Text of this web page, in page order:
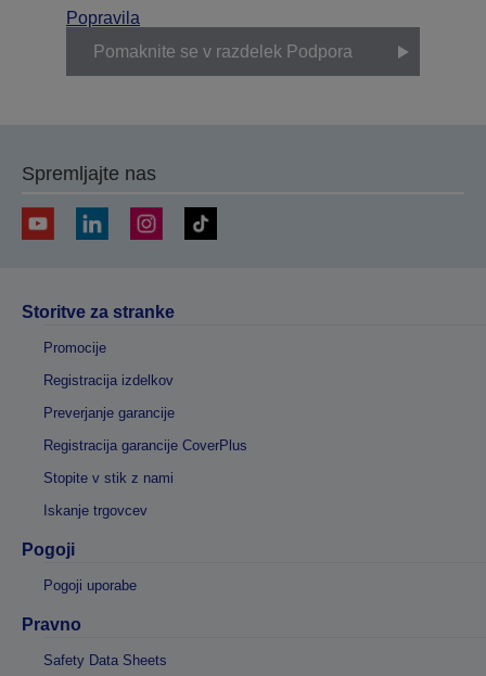
Popravila
Pomaknite se v razdelek Podpora
Spremljajte nas
Storitve za stranke
Promocije
Registracija izdelkov
Preverjanje garancije
Registracija garancije CoverPlus
Stopite v stik z nami
Iskanje trgovcev
Pogoji
Pogoji uporabe
Pravno
Safety Data Sheets